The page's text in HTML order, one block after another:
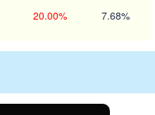
20.00% 7.68%